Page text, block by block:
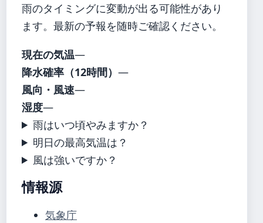
雨のタイミングに変動が出る可能性があり
ます。最新の予報を随時ご確認ください。
現在の気温—
降水確率（12時間） —
風向・風速—
湿度—
雨はいつ頃やみますか？
明日の最高気温は？
風は強いですか？
情報源
気象庁